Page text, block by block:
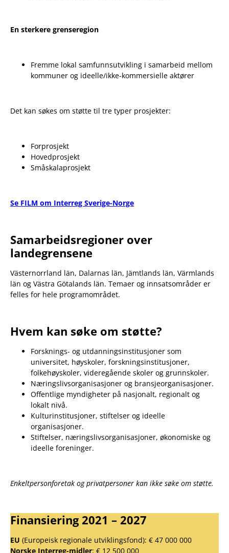
En sterkere grenseregion
Fremme lokal samfunnsutvikling i samarbeid mellom
kommuner og ideelle/ikke-kommersielle aktører
Det kan søkes om støtte til tre typer prosjekter:
Forprosjekt
Hovedprosjekt
Småskalaprosjekt
Se FILM om Interreg Sverige-Norge
Samarbeidsregioner over
landegrensene
Västernorrland län, Dalarnas län, Jämtlands län, Värmlands
län og Västra Götalands län. Temaer og innsatsområder er
felles for hele programområdet.
Hvem kan søke om støtte?
Forsknings- og utdanningsinstitusjoner som
universitet, høyskoler, forskningsinstitusjoner,
folkehøyskoler, videregående skoler og grunnskoler.
Næringslivsorganisasjoner og bransjeorganisasjoner.
Offentlige myndigheter på nasjonalt, regionalt og
lokalt nivå.
Kulturinstitusjoner, stiftelser og ideelle
organisasjoner.
Stiftelser, næringslivsorganisasjoner, økonomiske og
ideelle foreninger.
Enkeltpersonforetak og privatpersoner kan ikke søke om støtte.
Finansiering 2021 – 2027
EU (Europeisk regionale utviklingsfond): € 47 000 000
Norske Interreg-midler: € 12 500 000